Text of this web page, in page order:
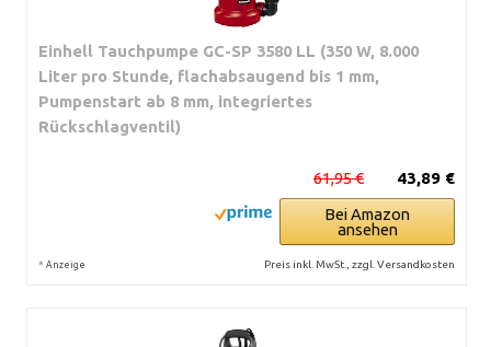
Einhell Tauchpumpe GC-SP 3580 LL (350 W, 8.000
Liter pro Stunde, flachabsaugend bis 1 mm,
Pumpenstart ab 8 mm, integriertes
Rückschlagventil)
43,89 €
61,95 €
Bei Amazon
ansehen
* Anzeige Preis inkl. MwSt., zzgl. Versandkosten